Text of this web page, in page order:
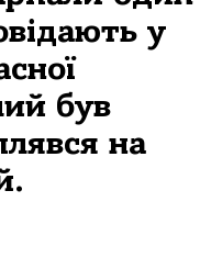
у
був
на